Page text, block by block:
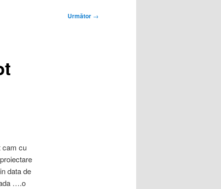
Următor →
cam cu
data de
….o